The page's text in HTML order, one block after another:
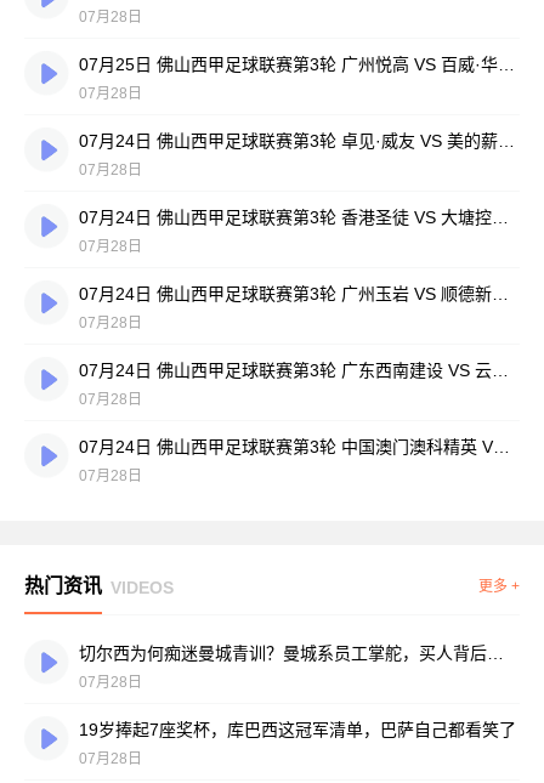
07月28日
07月28日
07月28日
07月28日
07月28日
07月28日
07月24日 佛山西甲足球联赛第3轮 中国澳门澳科精英 VS 藝品高國際 全场录像
07月28日
热门资讯 VIDEOS 更多 +
07月28日
19岁捧起7座奖杯，库巴西这冠军清单，巴萨自己都看笑了
07月28日